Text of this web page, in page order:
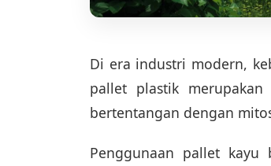
Di era industri modern,
pallet plastik
bertentangan dengan
Penggunaan pallet kayu